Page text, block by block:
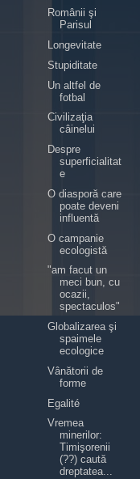
Românii şi
Parisul
Longevitate
Stupiditate
Un altfel de
fotbal
Civilizaţia
câinelui
Despre
superficialitat
e
O diasporă care
poate deveni
influentă
O campanie
ecologistă
"am facut un
meci bun, cu
ocazii,
spectaculos"
Globalizarea şi
spaimele
ecologice
Vânătorii de
forme
Egalité
Vremea
minerilor:
Timişorenii
(??) caută
dreptatea...